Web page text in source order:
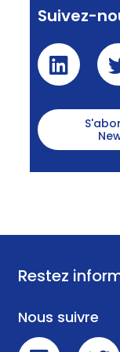
Suivez-
Restez
Nous suivre